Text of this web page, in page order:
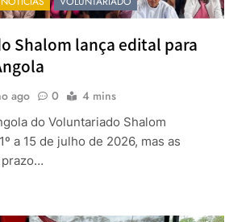
Shalom lança edital para
ago 0 4 mins
do Voluntariado Shalom
a 15 de julho de 2026, mas as